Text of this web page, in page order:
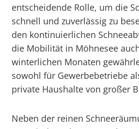
entscheidende Rolle, um die
schnell und zuverlässig zu
den kontinuierlichen
die Mobilität in Möhnesee
winterlichen Monaten
sowohl für Gewerbebetriebe
private Haushalte von großer
Neben der reinen